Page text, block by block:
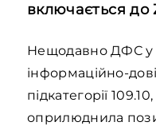
включається до
Нещодавно ДФС у
інформаційно-
підкатегорії
оприлюднила